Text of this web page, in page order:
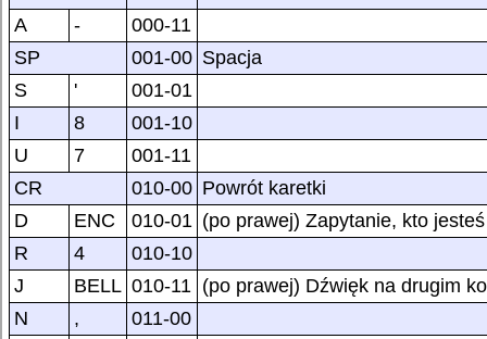
A
-
000-11
SP
001-00 Spacja
S
'
001-01
I
8
001-10
U
7
001-11
CR
010-00 Powrót karetki
D
ENC 010-01 (po prawej) Zapytanie, kto
R
4
010-10
J
BELL 010-11 (po prawej) Dźwięk na drugim
N
,
011-00